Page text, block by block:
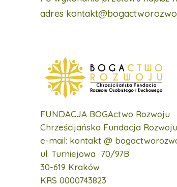
adres
FUNDACJA BOGActwo Rozwoju
Chrześcijańska Fundacja
e-mail: kontakt @
ul. Turniejowa 70/97B
30-619 Kraków
KRS 0000743823